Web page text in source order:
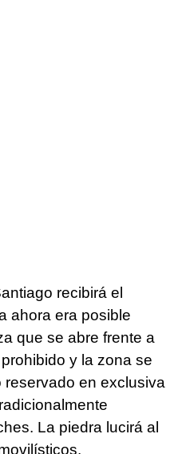
recibirá el
ahora era posible
que se abre frente a
y la zona se
en exclusiva
La piedra lucirá al